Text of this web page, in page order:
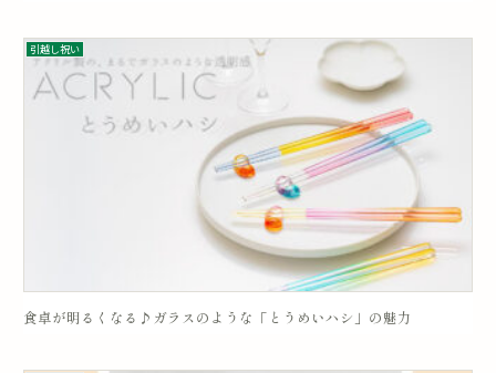
引越し祝い
食卓が明るくなる♪ガラスのような「とうめいハシ」の魅力